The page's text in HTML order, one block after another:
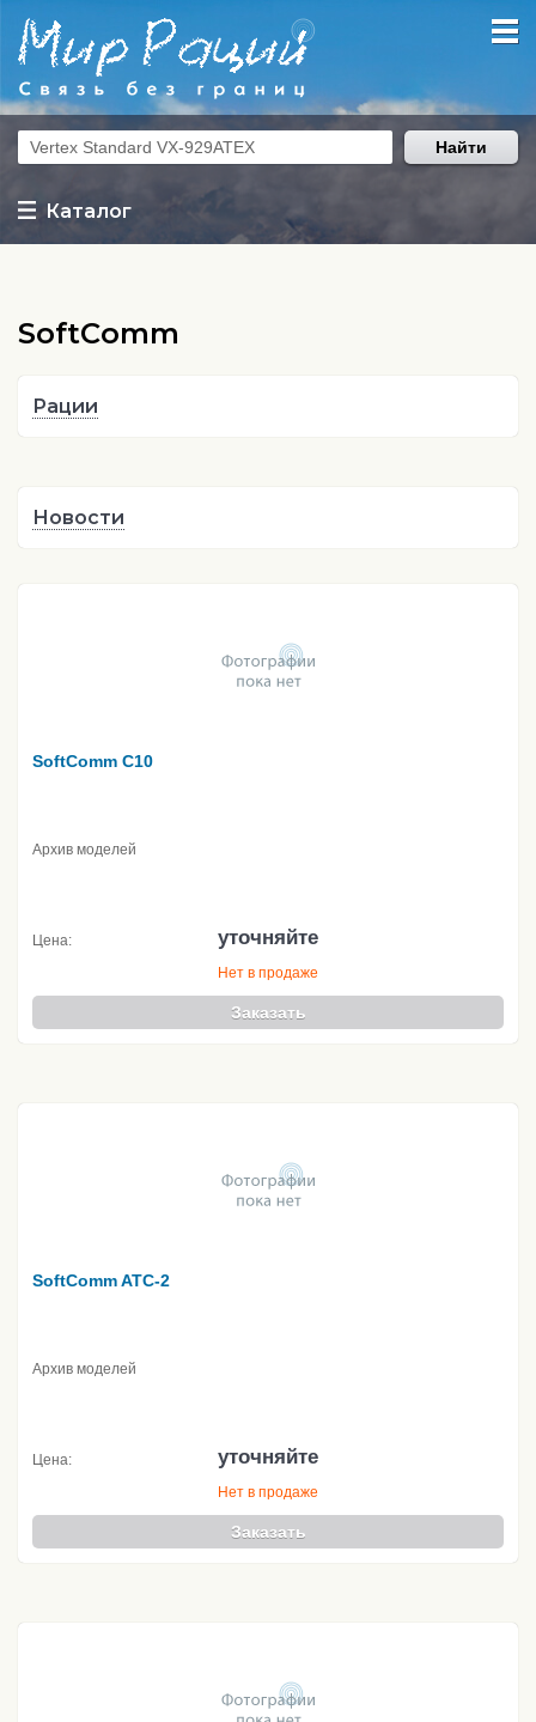
Каталог
Найти
SoftComm
Рации
Новости
SoftComm C10
Архив моделей
Цена: уточняйте
Нет в продаже
Заказать
SoftComm ATC-2
Архив моделей
Цена: уточняйте
Нет в продаже
Заказать